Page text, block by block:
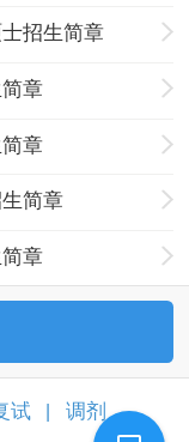
招生简章
章
章
简章
章
试 调剂